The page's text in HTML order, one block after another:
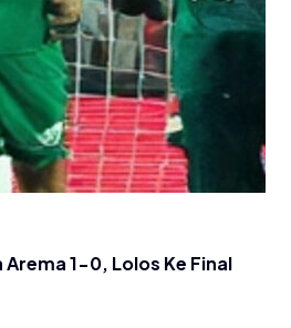
1-0, Lolos Ke Final